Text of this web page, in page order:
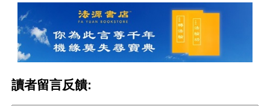
讀者留言反饋: